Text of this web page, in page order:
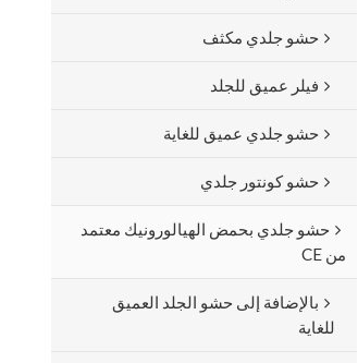
حشو جلدي مكثف
فيلر عميق للجلد
حشو جلدي عميق للغاية
حشو كونتور جلدي
حشو جلدي بحمض الهيالورونيك معتمد
من CE
بالإضافة إلى حشو الجلد العميق
للغاية